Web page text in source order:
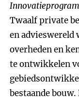
Twaalf private
en advieswereld
overheden en
te ontwikkelen
bestaande